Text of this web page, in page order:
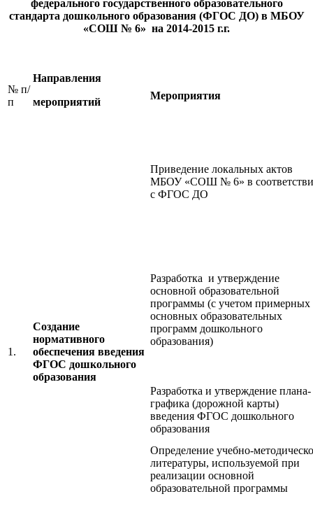
федерального государственного образовательного
стандарта дошкольного образования (ФГОС ДО) в МБОУ
«СОШ № 6» на 2014-2015 г.г.
№ п/
п
Направления
мероприятий
Мероприятия
1.
Создание
нормативного
обеспечения введения
ФГОС дошкольного
образования
Приведение локальных актов
МБОУ «СОШ № 6» в
с ФГОС ДО
Разработка и утверждение
основной образовательной
программы (с учетом примерных
основных образовательных
программ дошкольного
образования)
Разработка и утверждение плана-
графика (дорожной карты)
введения ФГОС дошкольного
образования
Определение учебно-
литературы, используемой при
реализации основной
образовательной программы